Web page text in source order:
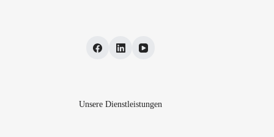
Unsere Dienstleistungen